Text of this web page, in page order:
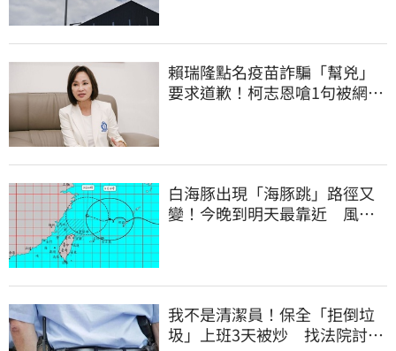
賴瑞隆點名疫苗詐騙「幫兇」
要求道歉！柯志恩嗆1句被網罵
白海豚出現「海豚跳」路徑又
變！今晚到明天最靠近 風雨
我不是清潔員！保全「拒倒垃
圾」上班3天被炒 找法院討公